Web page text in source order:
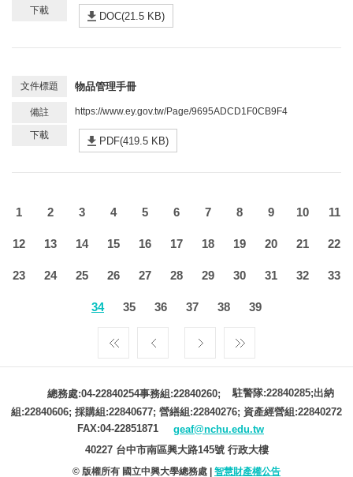
DOC(21.5 KB)
物品管理手冊
https://www.ey.gov.tw/Page/9695ADCD1F0CB9F4
PDF(419.5 KB)
1 2 3 4 5 6 7 8 9 10 11
12 13 14 15 16 17 18 19 20 21 22
23 24 25 26 27 28 29 30 31 32 33
34 35 36 37 38 39
總務處:04-22840254事務組:22840260;
駐警隊:22840285;出納
組:22840606; 採購組:22840677; 營繕組:22840276; 資產經營組:22840272
FAX:04-22851871
geaf@nchu.edu.tw
40227 台中市南區興大路145號 行政大樓
© 版權所有 國立中興大學總務處 | 智慧財產權公告